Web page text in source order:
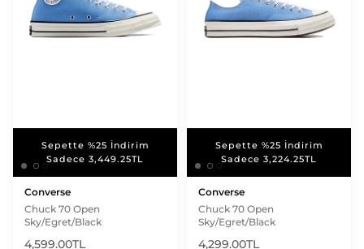
Sepette %25 İndirim
Sadece 3,449.25TL
Sepette %25 İndirim
Sadece 3,449.25TL
Converse
Chuck 70 Open
Sky/Egret/Black
4,599.00TL
Sepette %25 İndirim
Sadece 3,224.25TL
Sepette %25 İndirim
Sadece 3,224.25TL
Converse
Chuck 70 Open
Sky/Egret/Black
4,299.00TL